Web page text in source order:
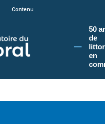
du Conservatoire du littoral, vous
Contenu
50
de
en